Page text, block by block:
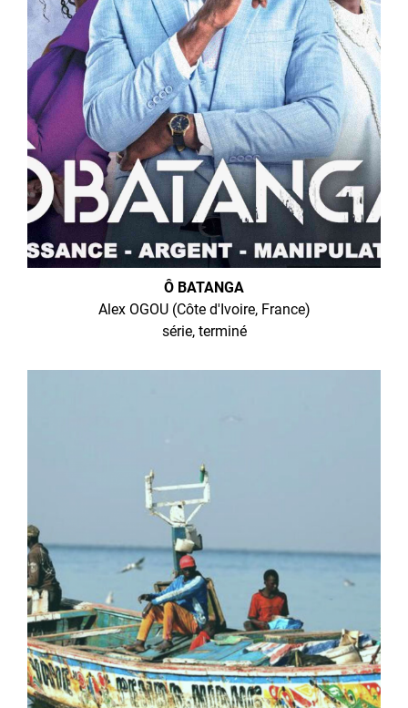
Ô BATANGA
Alex OGOU (Côte d'Ivoire, France)
série, terminé